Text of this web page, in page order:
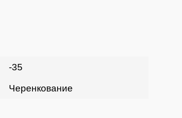
-35
Черенкование